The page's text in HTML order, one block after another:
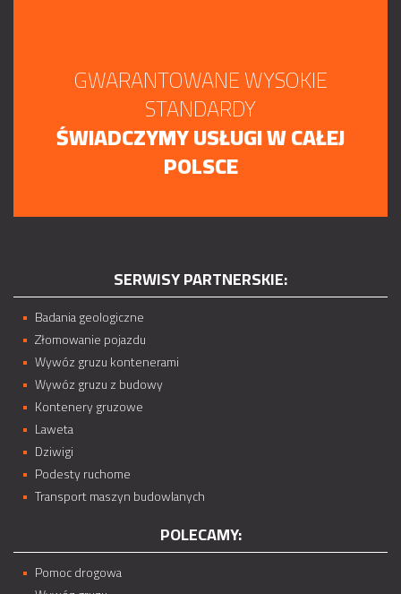
GWARANTOWANE WYSOKIE
STANDARDY
ŚWIADCZYMY USŁUGI W CAŁEJ
POLSCE
SERWISY PARTNERSKIE:
Badania geologiczne
Złomowanie pojazdu
Wywóz gruzu kontenerami
Wywóz gruzu z budowy
Kontenery gruzowe
Laweta
Dziwigi
Podesty ruchome
Transport maszyn budowlanych
POLECAMY:
Pomoc drogowa